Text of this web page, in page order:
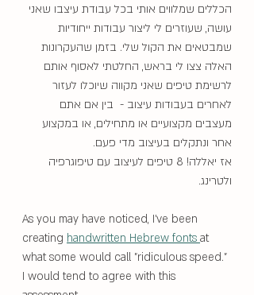
הכללים שמלווים אותי בכל עבודת עיצבו שאני
עושה, שעוזרים לי ליצור עבודות ייחודיות
שמבטאים את הקול שלי. בזמן שהעקרונות
האלה צצו לי בראש, החלטתי לאסוף אותם
לרשימת טיפים שאני מקווה שיוכלו לעזור
לאחרים בעבודות עיצוב -  בין אם אתם
מעצבים מקצועיים או מתחילים, או במקצוע
אחר ונתקלים בעיצוב מדי פעם.
אז יאללה! 8 טיפים לעיצוב עם טיפוגרפיה
ולטרינג.
As you may have noticed, I've been
creating handwritten Hebrew fonts at
what some would call "ridiculous speed."
I would tend to agree with this